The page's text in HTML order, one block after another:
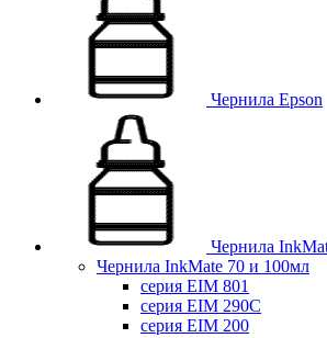
Чернила Epson
Чернила
Чернила InkMate 70 и 100мл
серия EIM 801
серия EIM 290C
серия EIM 200